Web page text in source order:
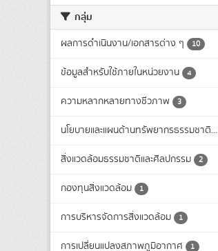
กลุ่ม
ผลการดำเนินงาน/เอกสารต่าง ๆ 10
ข้อมูลสำหรับใช้ภายในหน่วยงาน 4
ความหลากหลายทางชีวภาพ 3
นโยบายและแผนด้านทรัพยากรธรรมชาติ...
สิ่งแวดล้อมธรรมชาติและศิลปกรรม 2
กองทุนสิ่งแวดล้อม 1
การบริหารจัดการสิ่งแวดล้อม 1
การเปลี่ยนแปลงสภาพภูมิอากาศ 1